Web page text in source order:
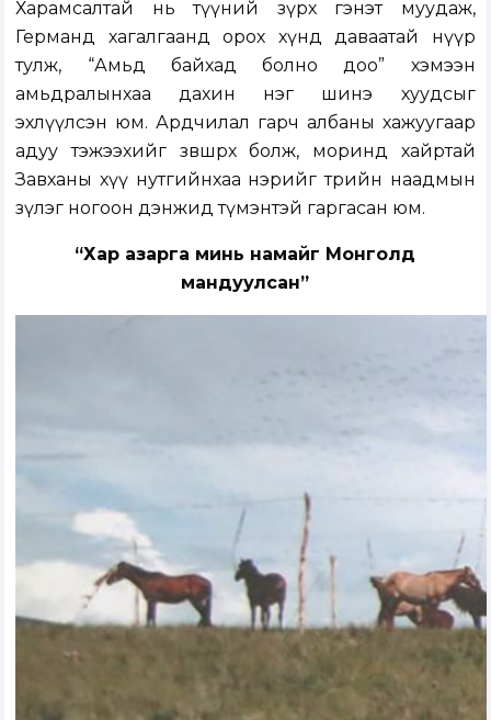
Харамсалтай нь түүний зүрх гэнэт муудаж,
Германд хагалгаанд орох хүнд даваатай нүүр
тулж, “Амьд байхад болно доо” хэмээн
амьдралынхаа дахин нэг шинэ хуудсыг
эхлүүлсэн юм. Ардчилал гарч албаны хажуугаар
адуу тэжээхийг зөвшөөрөх болж, моринд хайртай
Завханы хүү нутгийнхаа нэрийг төрийн наадмын
зүлэг ногоон дэнжид түмэнтэй гаргасан юм.
“Хар азарга минь намайг Монголд
мандуулсан”